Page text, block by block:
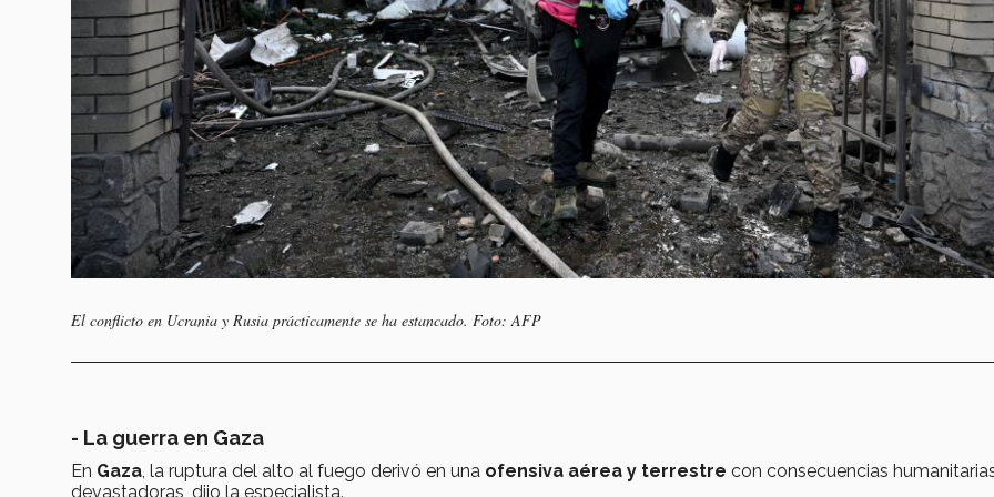
El conflicto en Ucrania y Rusia prácticamente se ha estancado. Foto: AFP
- La guerra en Gaza
En Gaza, la ruptura del alto al fuego derivó en una ofensiva aérea y terrestre con consecuencias
devastadoras, dijo la especialista.